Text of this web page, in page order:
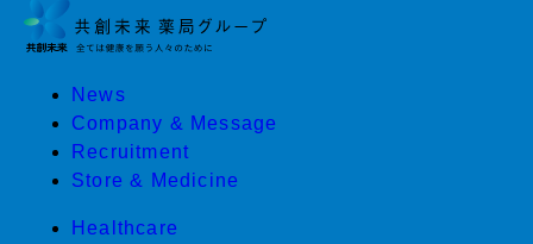
News
Company & Message
Recruitment
Store & Medicine
Healthcare